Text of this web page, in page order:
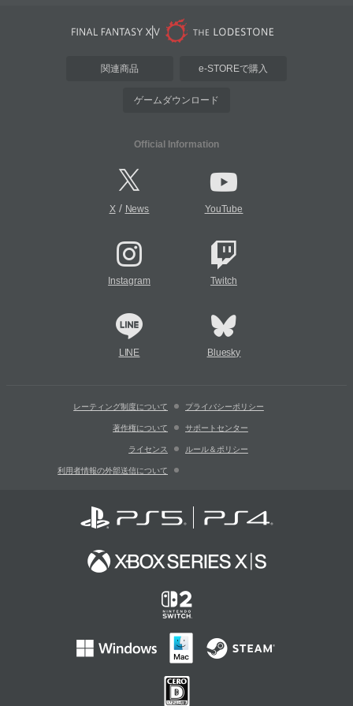
関連商品 e-STOREで購入
ゲームダウンロード
Official Information
X/ News YouTube
Instagram Twitch
LINE Bluesky
レーティング制度について プライバシーポリシー
著作権について サポートセンター
ライセンス ルール＆ポリシー
利用者情報の外部送信について